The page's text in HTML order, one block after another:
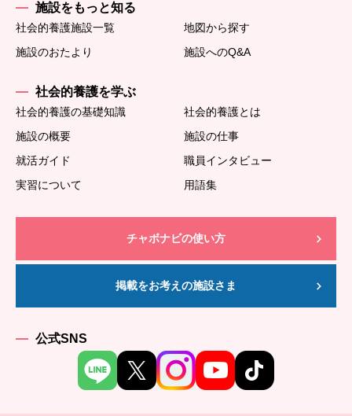
施設をもっと知る
社会的養護施設一覧
地図から探す
施設のおたより
施設へのQ&A
社会的養護を学ぶ
社会的養護の基礎知識
社会的養護とは
施設の概要
施設の仕事
就活ガイド
職員インタビュー
実習について
用語集
チャボナビの使い方
掲載をお考えの施設さま
公式SNS